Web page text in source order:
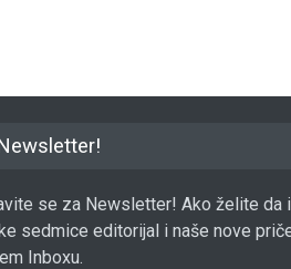
se za Newsletter! Ako želite da
sedmice editorijal i naše nove
Inboxu.